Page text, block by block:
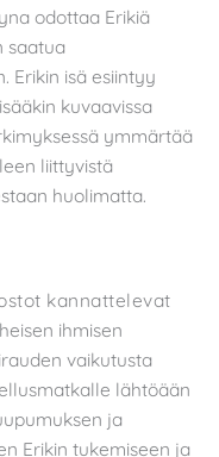
odottaa Erikiä
saatua
Erikin isä esiintyy
kuvaavissa
ymmärtää
liittyvistä
huolimatta.
kannattelevat
ihmisen
vaikutusta
lähtöään
ja
Erikin tukemiseen ja